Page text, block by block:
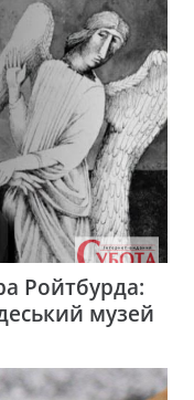
Ройтбурда:
музей